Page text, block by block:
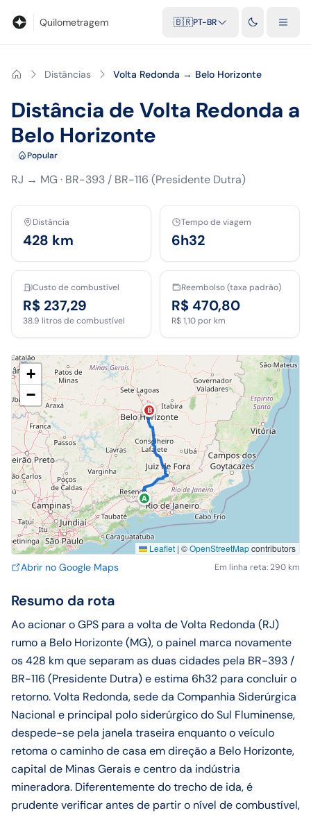
Quilometragem 🇧🇷PT-BR
Distâncias Volta Redonda → Belo Horizonte
Distância de Volta Redonda a
Belo Horizonte
Popular
RJ → MG· BR-393 / BR-116 (Presidente Dutra)
Distância
428 km
Tempo de viagem
6h32
Custo de combustível
R$ 237,29
38.9 litros de combustível
Reembolso (taxa padrão)
R$ 470,80
R$ 1,10 por km
A
B
+
−
Leaflet | ©OpenStreetMapcontributors
Abrir no Google Maps Em linha reta: 290 km
Resumo da rota
Ao acionar o GPS para a volta de Volta Redonda (RJ)
rumo a Belo Horizonte (MG), o painel marca novamente
os 428 km que separam as duas cidades pela BR-393 /
BR-116 (Presidente Dutra) e estima 6h32 para concluir o
retorno. Volta Redonda, sede da Companhia Siderúrgica
Nacional e principal polo siderúrgico do Sul Fluminense,
despede-se pela janela traseira enquanto o veículo
retoma o caminho de casa em direção a Belo Horizonte,
capital de Minas Gerais e centro da indústria
mineradora. Diferentemente do trecho de ida, é
prudente verificar antes de partir o nível de combustível,